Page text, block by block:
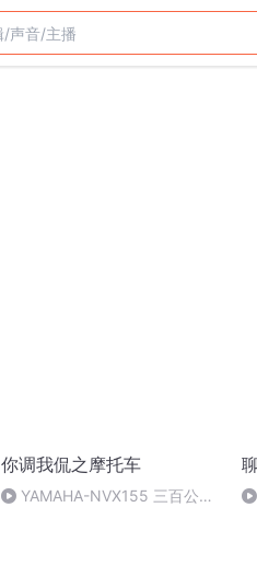
你调我侃之摩托车
YAMAHA-NVX155 三百公里